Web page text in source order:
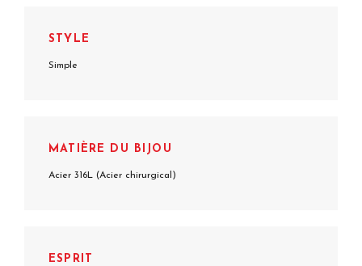
STYLE
Simple
MATIÈRE DU BIJOU
Acier 316L (Acier chirurgical)
ESPRIT